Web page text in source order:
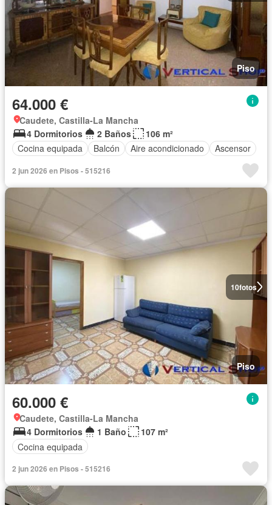
Piso
64.000 €
Caudete, Castilla-La Mancha
4 Dormitorios
2 Baños
106 m²
Cocina equipada
Balcón Aire acondicionado Ascensor
2 jun 2026 en Pisos - 515216
10fotos
Piso
60.000 €
Caudete, Castilla-La Mancha
4 Dormitorios
1 Baño
107 m²
Cocina equipada
2 jun 2026 en Pisos - 515216